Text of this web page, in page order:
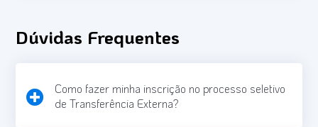
Dúvidas Frequentes
Como fazer minha inscrição no processo seletivo
de Transferência Externa?